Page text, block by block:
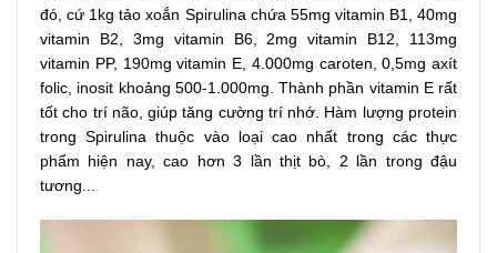
đó, cứ 1kg tảo xoắn Spirulina chứa 55mg vitamin B1, 40mg
vitamin B2, 3mg vitamin B6, 2mg vitamin B12, 113mg
vitamin PP, 190mg vitamin E, 4.000mg caroten, 0,5mg axít
folic, inosit khoảng 500-1.000mg. Thành phần vitamin E rất
tốt cho trí não, giúp tăng cường trí nhớ. Hàm lượng protein
trong Spirulina thuộc vào loại cao nhất trong các thực
phẩm hiện nay, cao hơn 3 lần thịt bò, 2 lần trong đậu
tương...